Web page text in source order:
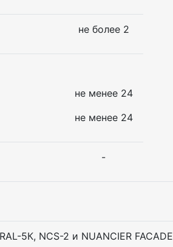
не более 2
не менее 24
не менее 24
-
5К, NCS-2 и NUANCIER FACADE